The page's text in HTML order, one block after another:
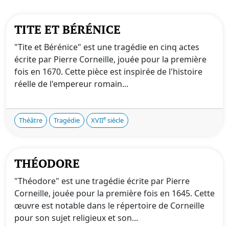
TITE ET BÉRÉNICE
"Tite et Bérénice" est une tragédie en cinq actes
écrite par Pierre Corneille, jouée pour la première
fois en 1670. Cette pièce est inspirée de l'histoire
réelle de l'empereur romain...
Théâtre Tragédie XVIIe siècle
THÉODORE
"Théodore" est une tragédie écrite par Pierre
Corneille, jouée pour la première fois en 1645. Cette
œuvre est notable dans le répertoire de Corneille
pour son sujet religieux et son...